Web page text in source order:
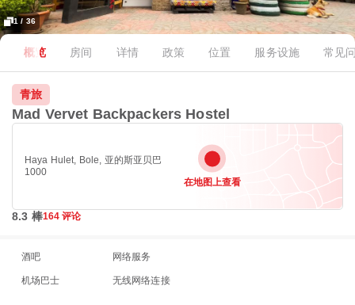
1 / 36
概览 房间 详情 政策 位置 服务设施 常见
青旅
Mad Vervet Backpackers Hostel
Haya Hulet, Bole, 亚的斯亚贝巴
1000
在地图上查看
8.3 棒164 评论
酒吧 网络服务
机场巴士 无线网络连接